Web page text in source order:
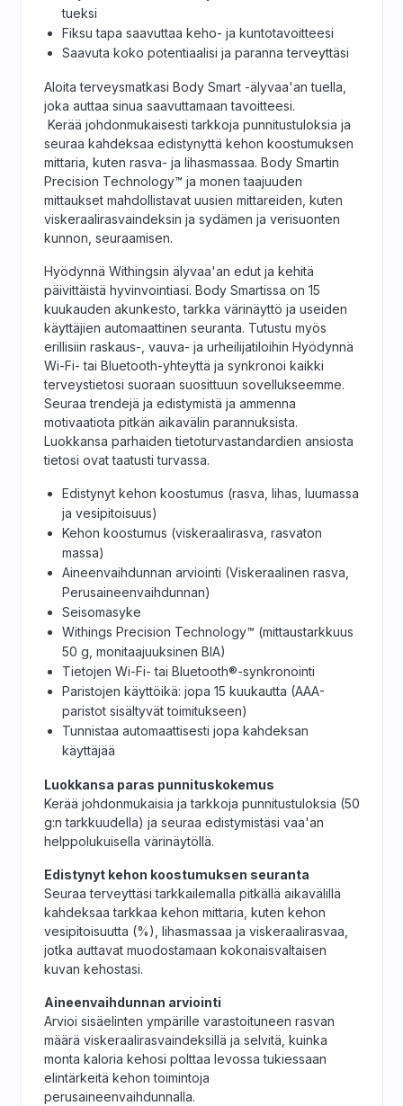
tueksi
Fiksu tapa saavuttaa keho- ja kuntotavoitteesi
Saavuta koko potentiaalisi ja paranna terveyttäsi
Aloita terveysmatkasi Body Smart -älyvaa'an tuella,
joka auttaa sinua saavuttamaan tavoitteesi.
Kerää johdonmukaisesti tarkkoja punnitustuloksia ja
seuraa kahdeksaa edistynyttä kehon koostumuksen
mittaria, kuten rasva- ja lihasmassaa. Body Smartin
Precision Technology™ ja monen taajuuden
mittaukset mahdollistavat uusien mittareiden, kuten
viskeraalirasvaindeksin ja sydämen ja verisuonten
kunnon, seuraamisen.
Hyödynnä Withingsin älyvaa'an edut ja kehitä
päivittäistä hyvinvointiasi. Body Smartissa on 15
kuukauden akunkesto, tarkka värinäyttö ja useiden
käyttäjien automaattinen seuranta. Tutustu myös
erillisiin raskaus-, vauva- ja urheilijatiloihin Hyödynnä
Wi-Fi- tai Bluetooth-yhteyttä ja synkronoi kaikki
terveystietosi suoraan suosittuun sovellukseemme.
Seuraa trendejä ja edistymistä ja ammenna
motivaatiota pitkän aikavälin parannuksista.
Luokkansa parhaiden tietoturvastandardien ansiosta
tietosi ovat taatusti turvassa.
Edistynyt kehon koostumus (rasva, lihas, luumassa
ja vesipitoisuus)
Kehon koostumus (viskeraalirasva, rasvaton
massa)
Aineenvaihdunnan arviointi (Viskeraalinen rasva,
Perusaineenvaihdunnan)
Seisomasyke
Withings Precision Technology™ (mittaustarkkuus
50 g, monitaajuuksinen BIA)
Tietojen Wi-Fi- tai Bluetooth®-synkronointi
Paristojen käyttöikä: jopa 15 kuukautta (AAA-
paristot sisältyvät toimitukseen)
Tunnistaa automaattisesti jopa kahdeksan
käyttäjää
Luokkansa paras punnituskokemus
Kerää johdonmukaisia ja tarkkoja punnitustuloksia (50
g:n tarkkuudella) ja seuraa edistymistäsi vaa'an
helppolukuisella värinäytöllä.
Edistynyt kehon koostumuksen seuranta
Seuraa terveyttäsi tarkkailemalla pitkällä aikavälillä
kahdeksaa tarkkaa kehon mittaria, kuten kehon
vesipitoisuutta (%), lihasmassaa ja viskeraalirasvaa,
jotka auttavat muodostamaan kokonaisvaltaisen
kuvan kehostasi.
Aineenvaihdunnan arviointi
Arvioi sisäelinten ympärille varastoituneen rasvan
määrä viskeraalirasvaindeksillä ja selvitä, kuinka
monta kaloria kehosi polttaa levossa tukiessaan
elintärkeitä kehon toimintoja
perusaineenvaihdunnalla.